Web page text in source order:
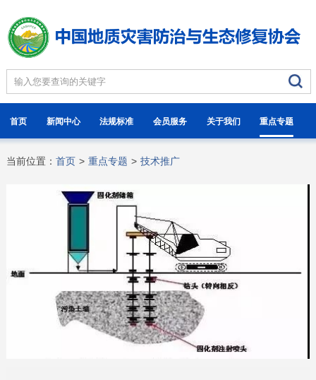
首页 新闻中心 法规标准 会员服务 关于我们 重点专题
当前位置： 首页 > 重点专题 > 技术推广